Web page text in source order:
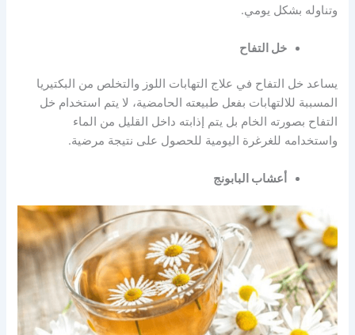
وتناوله بشكل يومي.
خل التفاح
يساعد خل التفاح في علاج التهابات اللوز والتخلص من البكتيريا
المسببة للالتهابات بفعل طبيعته الحامضية، لا يتم استخدام خل
التفاح بصورته الخام بل يتم إذابته داخل القليل من الماء
واستخدامه للغرغرة اليومية للحصول على نتيجة مرضية.
أعشاب البابونج